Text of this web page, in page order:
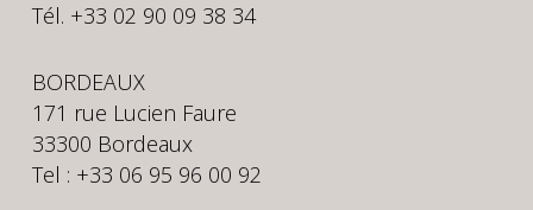
Tél. +33 02 90 09 38 34
BORDEAUX
171 rue Lucien Faure
33300 Bordeaux
Tel : +33 06 95 96 00 92